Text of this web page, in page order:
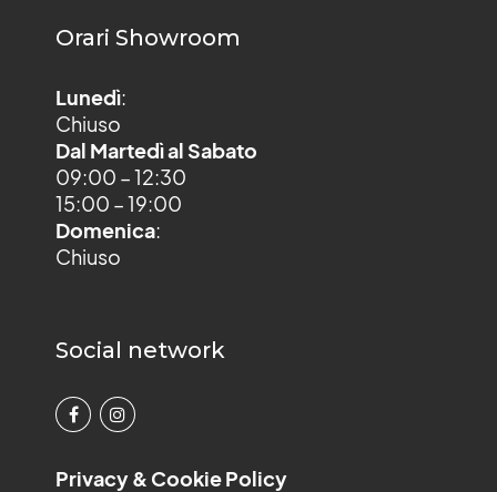
Orari Showroom
Lunedì:
Chiuso
Dal Martedì al Sabato
09:00 – 12:30
15:00 – 19:00
Domenica:
Chiuso
Social network
Privacy & Cookie Policy